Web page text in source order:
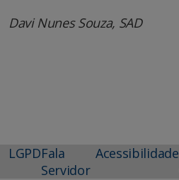
Davi Nunes Souza, SAD
LGPDFala
Servidor
Acessibilidade